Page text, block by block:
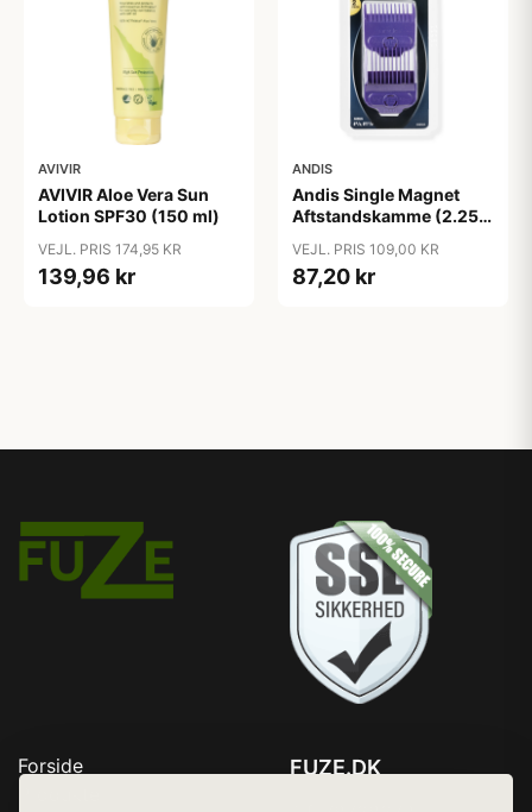
AVIVIR
AVIVIR Aloe Vera Sun
Lotion SPF30 (150 ml)
VEJL. PRIS 174,95 KR
139,96 kr
ANDIS
Andis Single Magnet
Aftstandskamme (2.25
VEJL. PRIS 109,00 KR
87,20 kr
Forside
FUZE.DK